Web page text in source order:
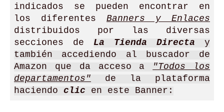
indicados se pueden encontrar en
los diferentes Banners y Enlaces
distribuidos por las diversas
secciones de La Tienda Directa y
también accediendo al buscador de
Amazon que da acceso a
"Todos los
departamentos" de la plataforma
haciendo clic en este Banner: